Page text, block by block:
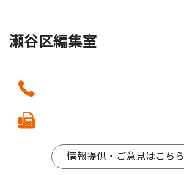
瀬谷区編集室
情報提供・ご意見はこちら